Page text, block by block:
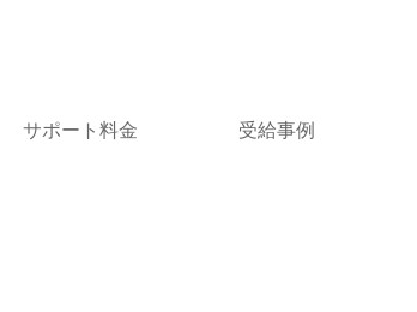
サポート料金 受給事例